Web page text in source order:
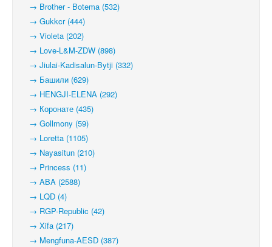
→ Brother - Botema (532)
→ Gukkcr (444)
→ Violeta (202)
→ Love-L&M-ZDW (898)
→ Jiulai-Kadisalun-Bytji (332)
→ Башили (629)
→ HENGJI-ELENA (292)
→ Коронате (435)
→ Gollmony (59)
→ Loretta (1105)
→ Nayasitun (210)
→ Princess (11)
→ ABA (2588)
→ LQD (4)
→ RGP-Republic (42)
→ Xifa (217)
→ Mengfuna-AESD (387)